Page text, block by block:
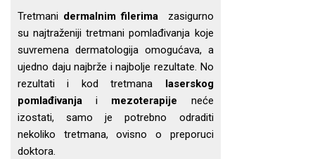
Tretmani dermalnim filerimazasigurno
su najtraženiji tretmani pomlađivanja koje
suvremena dermatologija omogućava, a
ujedno daju najbrže i najbolje rezultate. No
rezultati i kod tretmana laserskog
pomlađivanja i mezoterapije neće
izostati, samo je potrebno odraditi
nekoliko tretmana, ovisno o preporuci
doktora.